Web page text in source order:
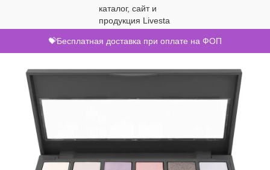
💝Бесплатная доставка при оплате на ФОП